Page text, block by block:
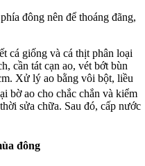
đông nên để thoáng đãng,
cá giống và cá thịt phân loại
cần tát cạn ao, vét bớt bùn
Xử lý ao bằng vôi bột, liều
bờ ao cho chắc chắn và kiểm
sửa chữa. Sau đó, cấp nước
đông